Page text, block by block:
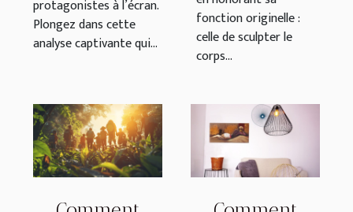
protagonistes à l’écran.
Plongez dans cette
analyse captivante qui...
fonction originelle :
celle de sculpter le
corps...